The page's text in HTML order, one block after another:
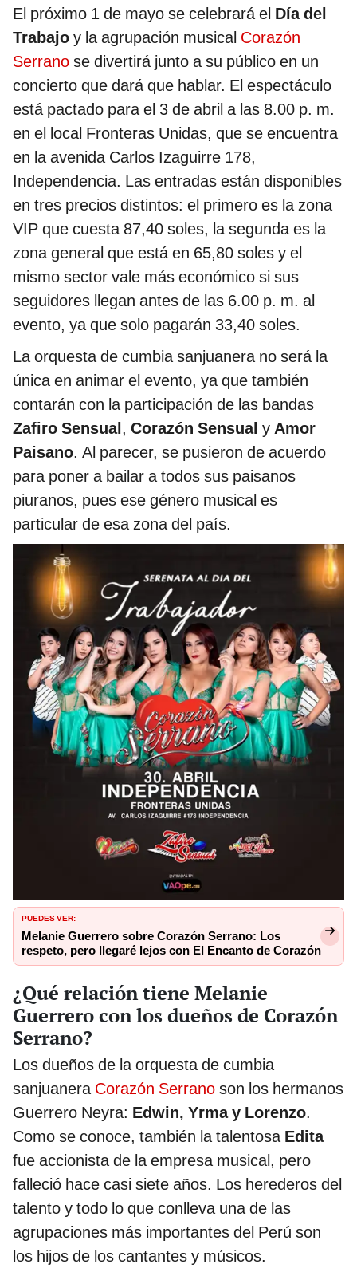
El próximo 1 de mayo se celebrará el Día del
Trabajo y la agrupación musical Corazón
Serrano se divertirá junto a su público en un
concierto que dará que hablar. El espectáculo
está pactado para el 3 de abril a las 8.00 p. m.
en el local Fronteras Unidas, que se encuentra
en la avenida Carlos Izaguirre 178,
Independencia. Las entradas están disponibles
en tres precios distintos: el primero es la zona
VIP que cuesta 87,40 soles, la segunda es la
zona general que está en 65,80 soles y el
mismo sector vale más económico si sus
seguidores llegan antes de las 6.00 p. m. al
evento, ya que solo pagarán 33,40 soles.
La orquesta de cumbia sanjuanera no será la
única en animar el evento, ya que también
contarán con la participación de las bandas
Zafiro Sensual, Corazón Sensual y Amor
Paisano. Al parecer, se pusieron de acuerdo
para poner a bailar a todos sus paisanos
piuranos, pues ese género musical es
particular de esa zona del país.
PUEDES VER:
Melanie Guerrero sobre Corazón Serrano: Los
respeto, pero llegaré lejos con El Encanto de Corazón
¿Qué relación tiene Melanie
Guerrero con los dueños de Corazón
Serrano?
Los dueños de la orquesta de cumbia
sanjuanera Corazón Serrano son los hermanos
Guerrero Neyra: Edwin, Yrma y Lorenzo.
Como se conoce, también la talentosa Edita
fue accionista de la empresa musical, pero
falleció hace casi siete años. Los herederos del
talento y todo lo que conlleva una de las
agrupaciones más importantes del Perú son
los hijos de los cantantes y músicos.